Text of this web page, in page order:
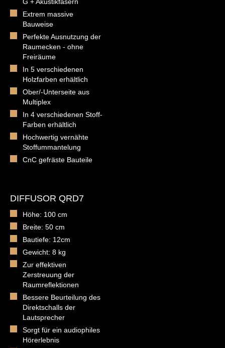
Extrem massive
Bauweise
Perfekte Ausnutzung der
Raumecken - ohne
Freiräume
In 5 verschiedenen
Holzfarben erhältlich
Ober/-Unterseite aus
Multiplex
In 4 verschiedenen Stoff-
Farben erhältlich
Hochwertig vernähte
Stoffummantelung
CnC gefräste Bauteile
DIFFUSOR QRD7
Höhe: 100 cm
Breite: 50 cm
Bautiefe: 12cm
Gewicht: 8 kg
Zur effektiven
Zerstreuung der
Raumreflektionen
Bessere Beurteilung des
Direktschalls der
Lautsprecher
Sorgt für ein audiophiles
Hörerlebnis